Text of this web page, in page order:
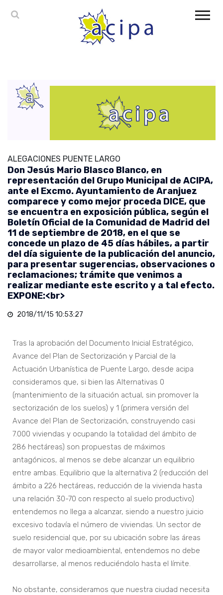
ALEGACIONES PUENTE LARGO
Don Jesús Mario Blasco Blanco, en
representación del Grupo Municipal de ACIPA,
ante el Excmo. Ayuntamiento de Aranjuez
comparece y como mejor proceda DICE, que
se encuentra en exposición pública, según el
Boletín Oficial de la Comunidad de Madrid del
11 de septiembre de 2018, en el que se
concede un plazo de 45 días hábiles, a partir
del día siguiente de la publicación del anuncio,
para presentar sugerencias, observaciones o
reclamaciones; trámite que venimos a
realizar mediante este escrito y a tal efecto.
EXPONE:<br>
2018/11/15 10:53:27
Tras la aprobación del Documento Inicial Estratégico,
Avance del Plan de Sectorización y Parcial de la
Actuación Urbanística de Puente Largo, desde acipa
consideramos que, si bien las Alternativas 0
(mantenimiento de la situación actual, sin promover la
sectorización de los suelos) y 1 (primera versión del
Avance del Plan de Sectorización, construyendo casi
7.000 viviendas y ocupando la totalidad del ámbito de
286 hectáreas) son propuestas de máximos
antagónicos, al menos se debe alcanzar un equilibrio
entre ambas. Equilibrio que la alternativa 2 (reducción del
ámbito a 226 hectáreas, reducción de la vivienda hasta
una relación 30-70 con respecto al suelo productivo)
entendemos no llega a alcanzar, siendo a nuestro juicio
excesivo todavía el número de viviendas. Un sector de
suelo residencial que, por su ubicación sobre las áreas
de mayor valor medioambiental, entendemos no debe
desarrollarse, al menos reduciéndolo hasta el límite.
No obstante, consideramos que nuestra ciudad necesita